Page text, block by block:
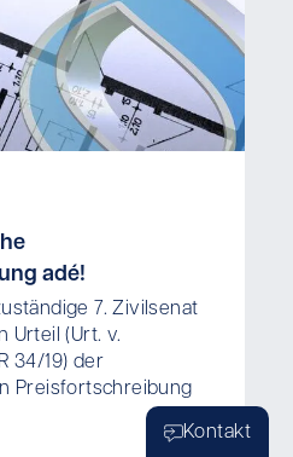
adé!
7. Zivilsenat
Urteil (Urt. v.
34/19) der
Preisfortschreibung
Kontakt